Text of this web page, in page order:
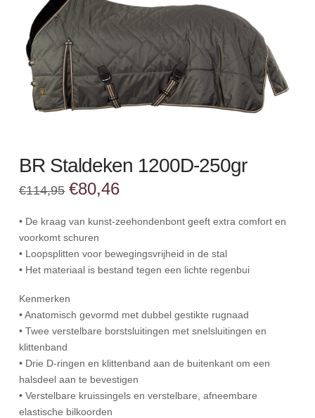
BR Staldeken 1200D-250gr
€114,95 Oorspronkelijke
prijs
€114,95.
€80,46
€80,46.
• De kraag van kunst-zeehondenbont geeft extra comfort en
voorkomt schuren
• Loopsplitten voor bewegingsvrijheid in de stal
• Het materiaal is bestand tegen een lichte regenbui
Kenmerken
• Anatomisch gevormd met dubbel gestikte rugnaad
• Twee verstelbare borstsluitingen met snelsluitingen en
klittenband
• Drie D-ringen en klittenband aan de buitenkant om een
halsdeel aan te bevestigen
• Verstelbare kruissingels en verstelbare, afneembare
elastische bilkoorden